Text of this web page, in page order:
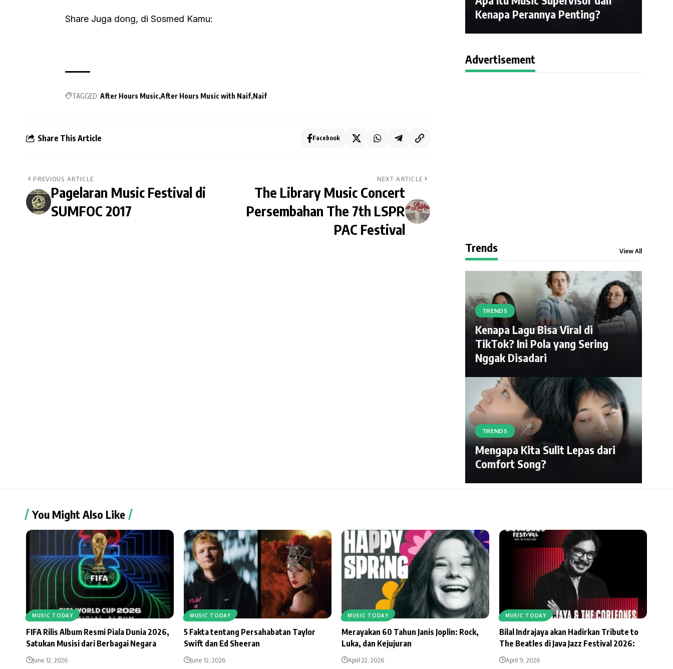
Share Juga dong, di Sosmed Kamu:
TAGGED: After Hours Music After Hours Music with Naif Naif
Share This Article Facebook
PREVIOUS ARTICLE
Pagelaran Music Festival di
SUMFOC 2017
NEXT ARTICLE
The Library Music Concert
Persembahan The 7th LSPR
PAC Festival
Kenapa Perannya Penting?
Advertisement
Trends View All
TRENDS
Kenapa Lagu Bisa Viral di
TikTok? Ini Pola yang Sering
Nggak Disadari
TRENDS
Mengapa Kita Sulit Lepas dari
Comfort Song?
You Might Also Like
MUSIC TODAY
FIFA Rilis Album Resmi Piala Dunia 2026,
Satukan Musisi dari Berbagai Negara
June 12, 2026
MUSIC TODAY
5 Fakta tentang Persahabatan Taylor
Swift dan Ed Sheeran
June 12, 2026
MUSIC TODAY
Merayakan 60 Tahun Janis Joplin: Rock,
Luka, dan Kejujuran
April 22, 2026
MUSIC TODAY
Bilal Indrajaya akan Hadirkan Tribute to
The Beatles di Java Jazz Festival 2026:
April 9, 2026